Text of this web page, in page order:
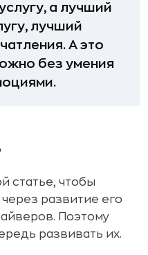
а лучший
лучший
А это
без умения
статье, чтобы
развитие его
Поэтому
развивать их.